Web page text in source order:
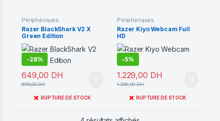
Périphériques
Razer BlackShark V2 X
Green Edition
-28%
649,00 DH
899,00DH
❌ RUPTURE DE STOCK
Périphériques
Razer Kiyo Webcam Full
HD
-5%
1.229,00 DH
1.299,00DH
❌ RUPTURE DE STOCK